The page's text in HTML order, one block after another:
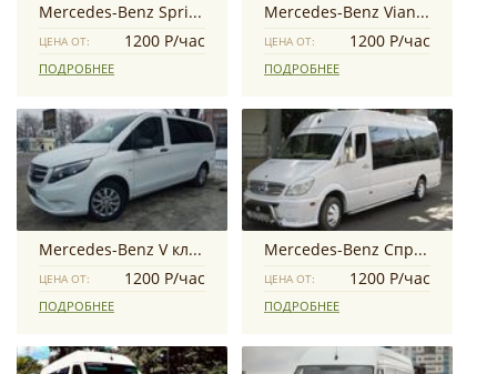
Mercedes-Benz Sprinter
ЦЕНА ОТ: 1200 Р/час
ПОДРОБНЕЕ
Mercedes-Benz Viano VIP
ЦЕНА ОТ: 1200 Р/час
ПОДРОБНЕЕ
Mercedes-Benz V класс
ЦЕНА ОТ: 1200 Р/час
ПОДРОБНЕЕ
Mercedes-Benz Cпринтер
ЦЕНА ОТ: 1200 Р/час
ПОДРОБНЕЕ